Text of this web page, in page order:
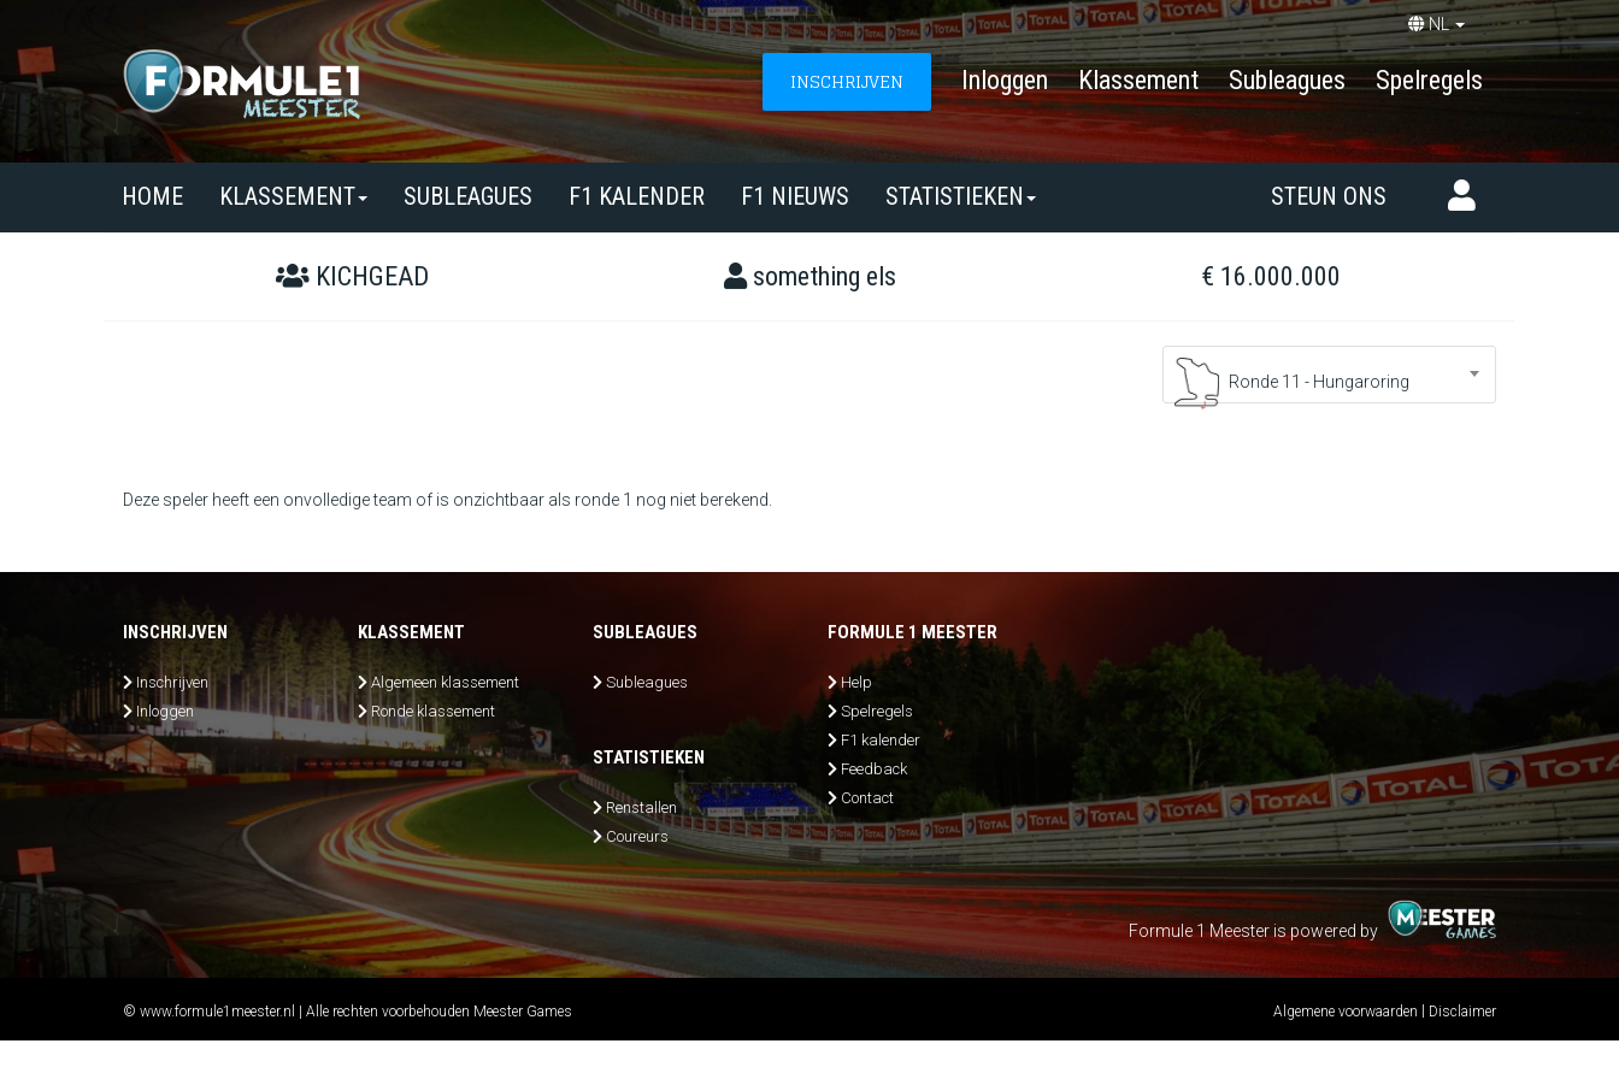
NL
INSCHRIJVEN Inloggen Klassement Subleagues Spelregels
HOME KLASSEMENT SUBLEAGUES F1 KALENDER F1 NIEUWS STATISTIEKEN STEUN ONS
KICHGEAD something els € 16.000.000
Ronde 11 - Hungaroring
Deze speler heeft een onvolledige team of is onzichtbaar als ronde 1 nog niet berekend.
INSCHRIJVEN
Inschrijven
Inloggen
KLASSEMENT
Algemeen klassement
Ronde klassement
SUBLEAGUES
Subleagues
STATISTIEKEN
Renstallen
Coureurs
FORMULE 1 MEESTER
Help
Spelregels
F1 kalender
Feedback
Contact
Formule 1 Meester is powered by
© www.formule1meester.nl | Alle rechten voorbehouden Meester Games Algemene voorwaarden Disclaimer